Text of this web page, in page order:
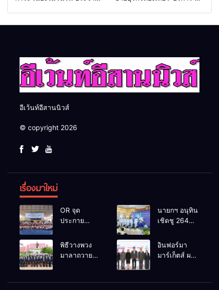
อีเว้นท์อีสานนิวส์
© copyright 2026
เรื่องมาใหม่
OR จุด
ประกาย
เยาวชน ผ่าน
นายกฯ อนุทิน
เชิดชู 264
บ้านยอดเยี่ยม
มอบแหนบ
เกียรติยศแห่ง
พิธีวางพวง
มาลาถวาย
อินฟอร์มา
มาร์เก็ตส์ ผนึก